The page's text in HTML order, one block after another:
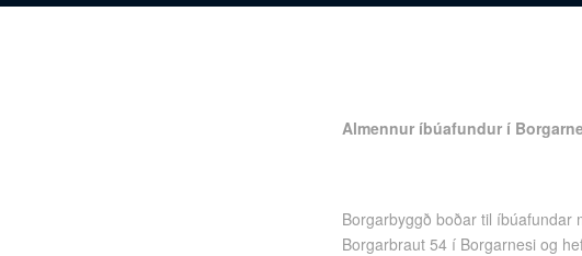
Almennur íbúafundur í
Borgarbyggð boðar til íbúafundar
Borgarbraut 54 í Borgarnesi og